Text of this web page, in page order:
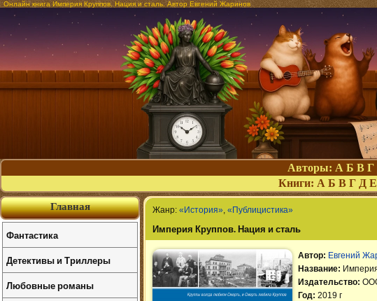
Онлайн книга Империя Круппов. Нация и сталь. Автор Евгений Жаринов
Авторы: А Б В Г
Книги: А Б В Г Д Е
Жанр: «История», «Публицистика»
Империя Круппов. Нация и сталь
Автор: Евгений
Название:
Издательство:
Год: 2019 г
Главная
Фантастика
Детективы и Триллеры
Любовные романы